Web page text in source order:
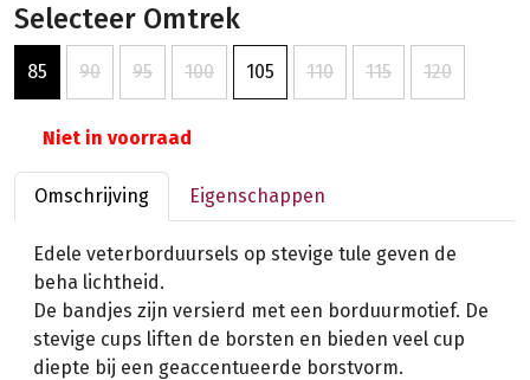
Selecteer Omtrek
85 90 95 100 105 110 115 120
Niet in voorraad
Omschrijving Eigenschappen
Edele veterborduursels op stevige tule geven de
beha lichtheid.
De bandjes zijn versierd met een borduurmotief. De
stevige cups liften de borsten en bieden veel cup
diepte bij een geaccentueerde borstvorm.